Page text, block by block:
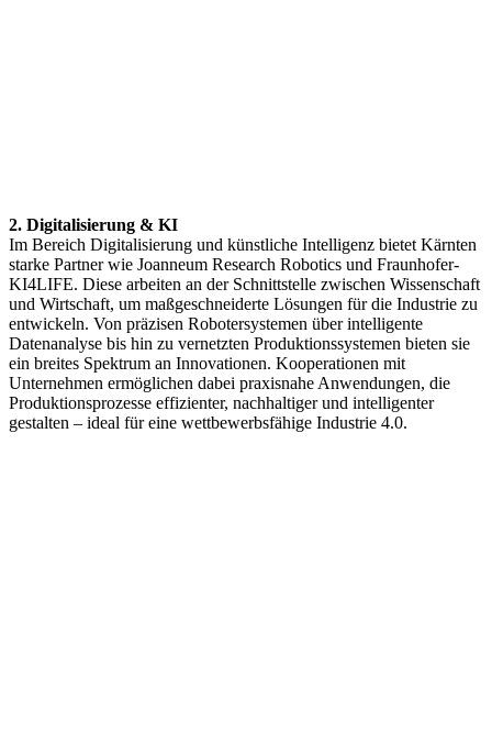
2. Digitalisierung & KI
Im Bereich Digitalisierung und künstliche Intelligenz bietet Kärnten
starke Partner wie Joanneum Research Robotics und Fraunhofer-
KI4LIFE. Diese arbeiten an der Schnittstelle zwischen Wissenschaft
und Wirtschaft, um maßgeschneiderte Lösungen für die Industrie zu
entwickeln. Von präzisen Robotersystemen über intelligente
Datenanalyse bis hin zu vernetzten Produktionssystemen bieten sie
ein breites Spektrum an Innovationen. Kooperationen mit
Unternehmen ermöglichen dabei praxisnahe Anwendungen, die
Produktionsprozesse effizienter, nachhaltiger und intelligenter
gestalten – ideal für eine wettbewerbsfähige Industrie 4.0.